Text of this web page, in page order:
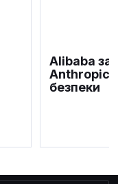
Alibaba
Anthropic
безпеки